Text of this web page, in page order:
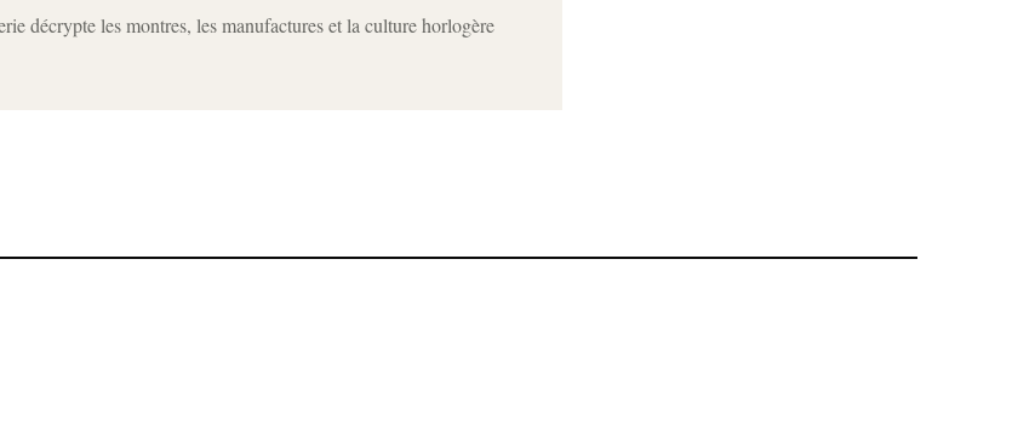
décrypte les montres, les manufactures et la culture horlogère